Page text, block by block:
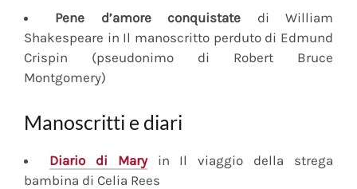
Pene d’amore conquistate di William
Shakespeare in Il manoscritto perduto di Edmund
Crispin (pseudonimo di Robert Bruce
Montgomery)
Manoscritti e diari
Diariodi Maryin Il viaggio della strega
bambina di Celia Rees